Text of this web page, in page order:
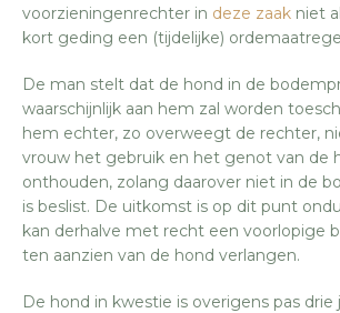
voorzieningenrechter in deze zaak niet
kort geding een (tijdelijke)
De man stelt dat de hond in de
waarschijnlijk aan hem zal worden
hem echter, zo overweegt de rechter,
vrouw het gebruik en het genot van de
onthouden, zolang daarover niet in de
is beslist. De uitkomst is op dit punt
kan derhalve met recht een voorlopige
ten aanzien van de hond verlangen.
De hond in kwestie is overigens pas drie